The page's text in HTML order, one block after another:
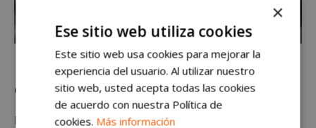
¿Qué vinilo se utiliza?
En este tipo de impresiones y montajes utilizamos
×
Ese sitio web utiliza cookies
Este sitio web usa cookies para mejorar la
experiencia del usuario. Al utilizar nuestro
sitio web, usted acepta todas las cookies
de acuerdo con nuestra Política de
cookies. Más información